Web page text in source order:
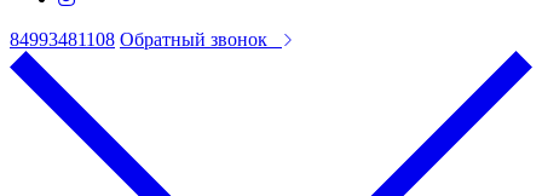
84993481108 Обратный звонок